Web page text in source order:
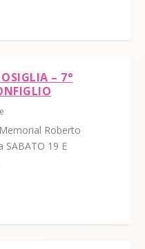
– 7°
Roberto
SABATO 19 E